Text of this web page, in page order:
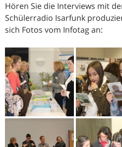
Hören Sie die Interviews mit
Schülerradio Isarfunk
sich Fotos vom Infotag an: